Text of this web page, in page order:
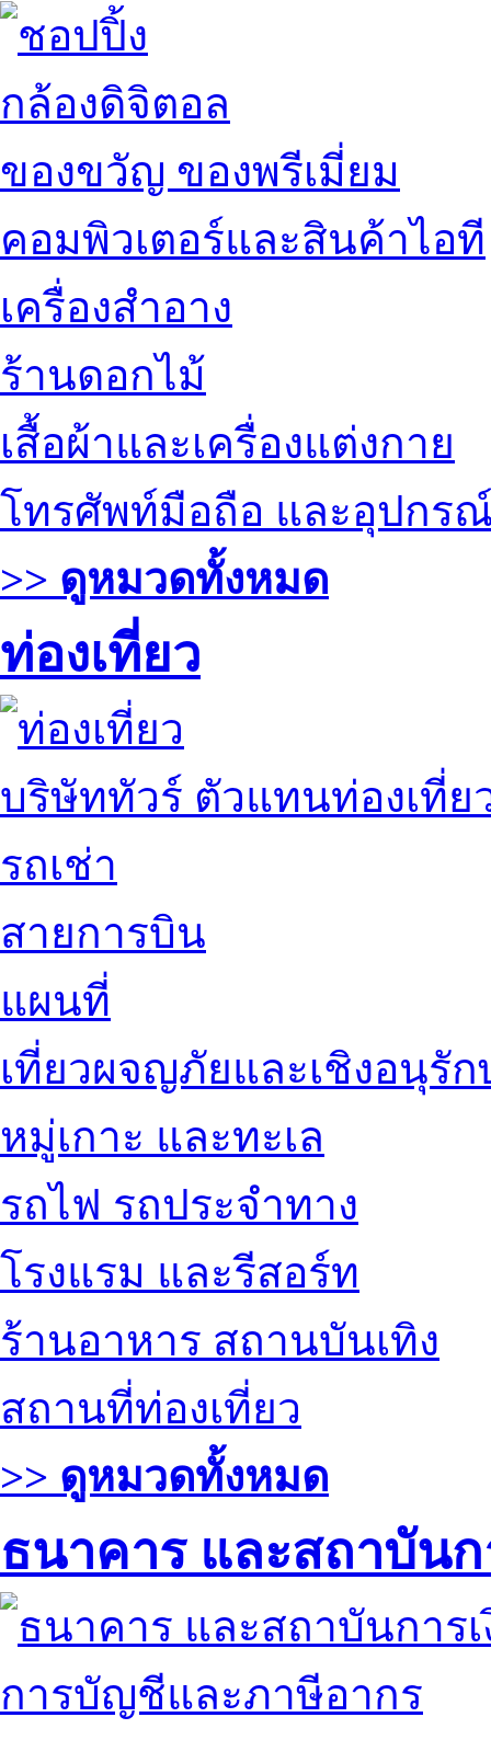
กล้องดิจิตอล
ของขวัญ ของพรีเมี่ยม
คอมพิวเตอร์และสินค้าไอที
เครื่องสำอาง
ร้านดอกไม้
เสื้อผ้าและเครื่องแต่งกาย
โทรศัพท์มือถือ และอุปกร
>> ดูหมวดทั้งหมด
ท่องเที่ยว
บริษัททัวร์ ตัวแทนท่องเที่ย
รถเช่า
สายการบิน
แผนที่
เที่ยวผจญภัยและเชิงอนุรัก
หมู่เกาะ และทะเล
รถไฟ รถประจำทาง
โรงแรม และรีสอร์ท
ร้านอาหาร สถานบันเทิง
สถานที่ท่องเที่ยว
>> ดูหมวดทั้งหมด
ธนาคาร และสถาบันก
การบัญชีและภาษีอากร